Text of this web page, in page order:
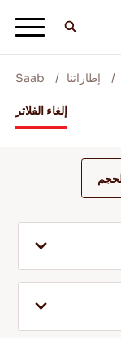
إطاراتنا Saab
إلغاء الفلاتر